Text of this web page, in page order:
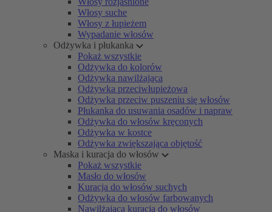
Włosy suche
Włosy z łupieżem
Wypadanie włosów
Odżywka i płukanka
Pokaż wszystkie
Odżywka do kolorów
Odżywka nawilżająca
Odżywka przeciwłupieżowa
Odżywka przeciw puszeniu się włosów
Płukanka do usuwania osadów i napraw
Odżywka do włosów kręconych
Odżywka w kostce
Odżywka zwiększająca objętość
Maska i kuracja do włosów
Pokaż wszystkie
Masło do włosów
Kuracja do włosów suchych
Odżywka do włosów farbowanych
Nawilżająca kuracja do włosów